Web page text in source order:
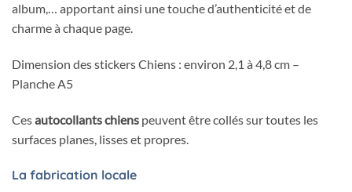
album,… apportant ainsi une touche d’authenticité et de
charme à chaque page.
Dimension des stickers Chiens : environ 2,1 à 4,8 cm –
Planche A5
Cesautocollants chiens peuvent être collés sur toutes les
surfaces planes, lisses et propres.
La fabrication locale